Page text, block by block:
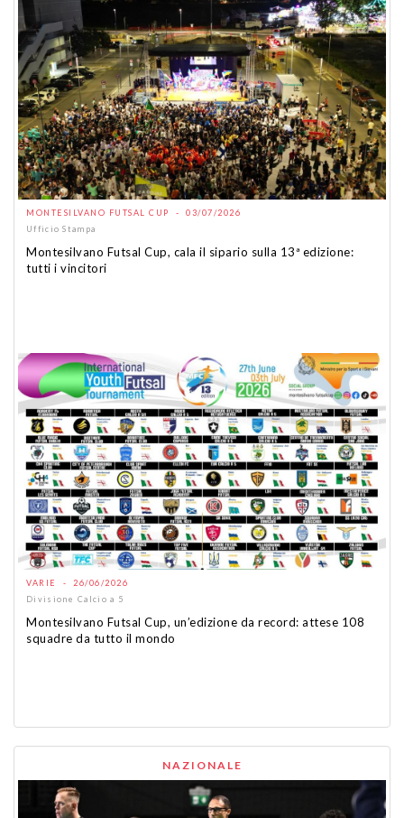
MONTESILVANO FUTSAL CUP - 03/07/2026
Ufficio Stampa
Montesilvano Futsal Cup, cala il sipario sulla 13ª edizione:
tutti i vincitori
VARIE - 26/06/2026
Divisione Calcio a 5
Montesilvano Futsal Cup, un’edizione da record: attese 108
squadre da tutto il mondo
NAZIONALE